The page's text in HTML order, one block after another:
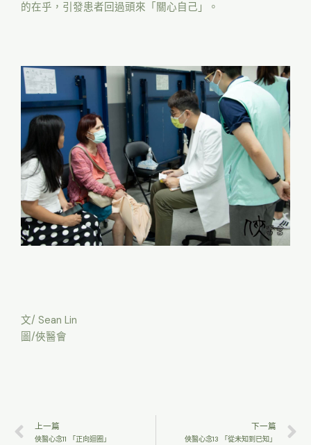
的在乎，引發患者回過頭來「關心自己」。
文/ Sean Lin
圖/俠醫會
上一篇
俠醫心念11 「正向迴圈」
下一篇
俠醫心念13 「從未知到已知」